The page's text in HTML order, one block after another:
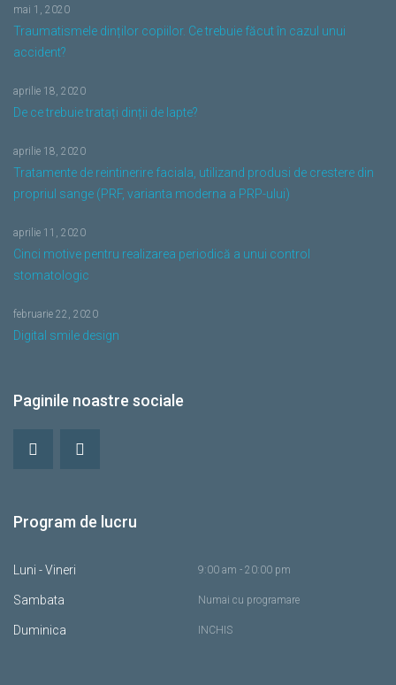
Traumatismele dinților copiilor. Ce trebuie făcut în cazul unui
accident?
mai 1, 2020
De ce trebuie tratați dinții de lapte?
aprilie 18, 2020
Tratamente de reintinerire faciala, utilizand produsi de crestere din
propriul sange (PRF, varianta moderna a PRP-ului)
aprilie 18, 2020
Cinci motive pentru realizarea periodică a unui control
stomatologic
aprilie 11, 2020
Digital smile design
februarie 22, 2020
Paginile noastre sociale
Program de lucru
Luni - Vineri 9:00 am - 20:00 pm
Sambata Numai cu programare
Duminica INCHIS